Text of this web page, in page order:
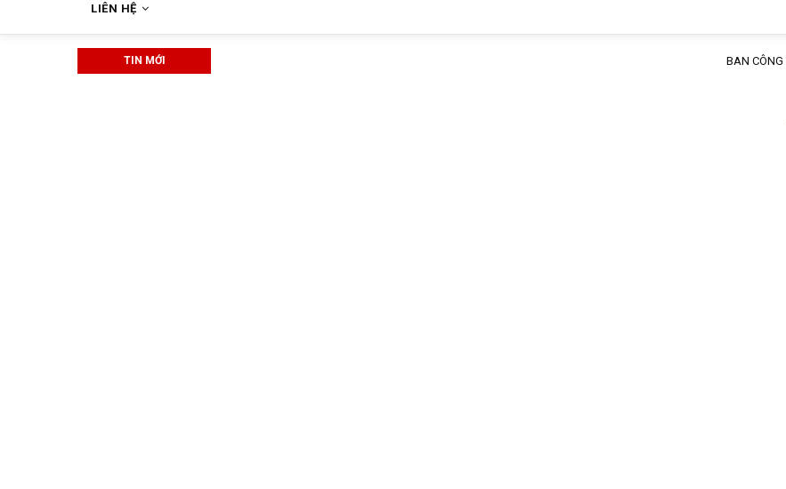
LIÊN HỆ
TIN MỚI BAN CÔNG TÁC MẶT TRẬN KHÓM CHÂU THỚI 1 TRAO QUÀ “TIẾP BƯỚC ĐẾN